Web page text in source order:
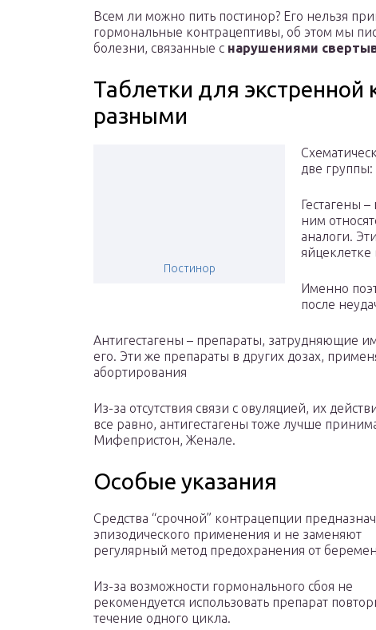
Всем ли можно пить постинор? Его нельзя
гормональные контрацептивы, об этом мы
болезни, связанные с нарушениями
Таблетки для
разными
Постинор
две группы:
Гестагены
ним
аналоги.
яйцеклетке
Именно
после
Антигестагены – препараты, затрудняющие
его. Эти же препараты в других дозах,
абортирования
Из-за отсутствия связи с овуляцией, их
все равно, антигестагены тоже лучше
Мифепристон, Женале.
Особые указания
Средства “срочной” контрацепции
эпизодического применения и не заменяют
регулярный метод предохранения от
Из-за возможности гормонального сбоя не
рекомендуется использовать препарат
течение одного цикла.